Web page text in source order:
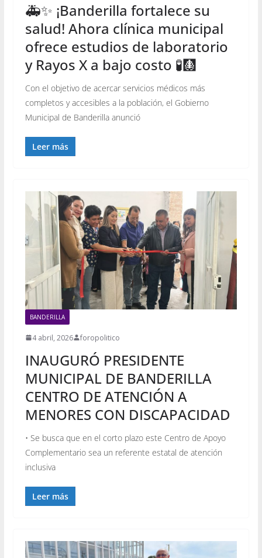
🚑✨ ¡Banderilla fortalece su
salud! Ahora clínica municipal
ofrece estudios de laboratorio
y Rayos X a bajo costo 🧪🩻
Con el objetivo de acercar servicios médicos más
completos y accesibles a la población, el Gobierno
Municipal de Banderilla anunció
Leer más
BANDERILLA
4 abril, 2026 foropolitico
INAUGURÓ PRESIDENTE
MUNICIPAL DE BANDERILLA
CENTRO DE ATENCIÓN A
MENORES CON DISCAPACIDAD
• Se busca que en el corto plazo este Centro de Apoyo
Complementario sea un referente estatal de atención
inclusiva
Leer más